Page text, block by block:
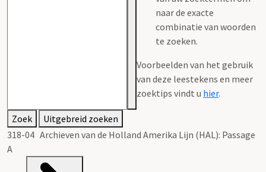
naar de exacte
combinatie van woorden
te zoeken.
Voorbeelden van het gebruik
van deze leestekens en meer
zoektips vindt u hier.
Zoek
Uitgebreid zoeken
318-04 Archieven van de Holland Amerika Lijn (HAL): Passage
A